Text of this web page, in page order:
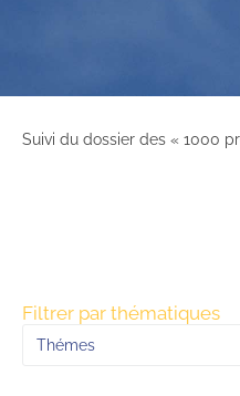
Suivi du dossier des « 1000
Filtrer par thématiques
Thémes